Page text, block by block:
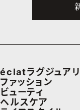
éclatラグジュア
ラグジュアリー
ファッション
ファッションTOPICS
ビューティ
ヘルスケア